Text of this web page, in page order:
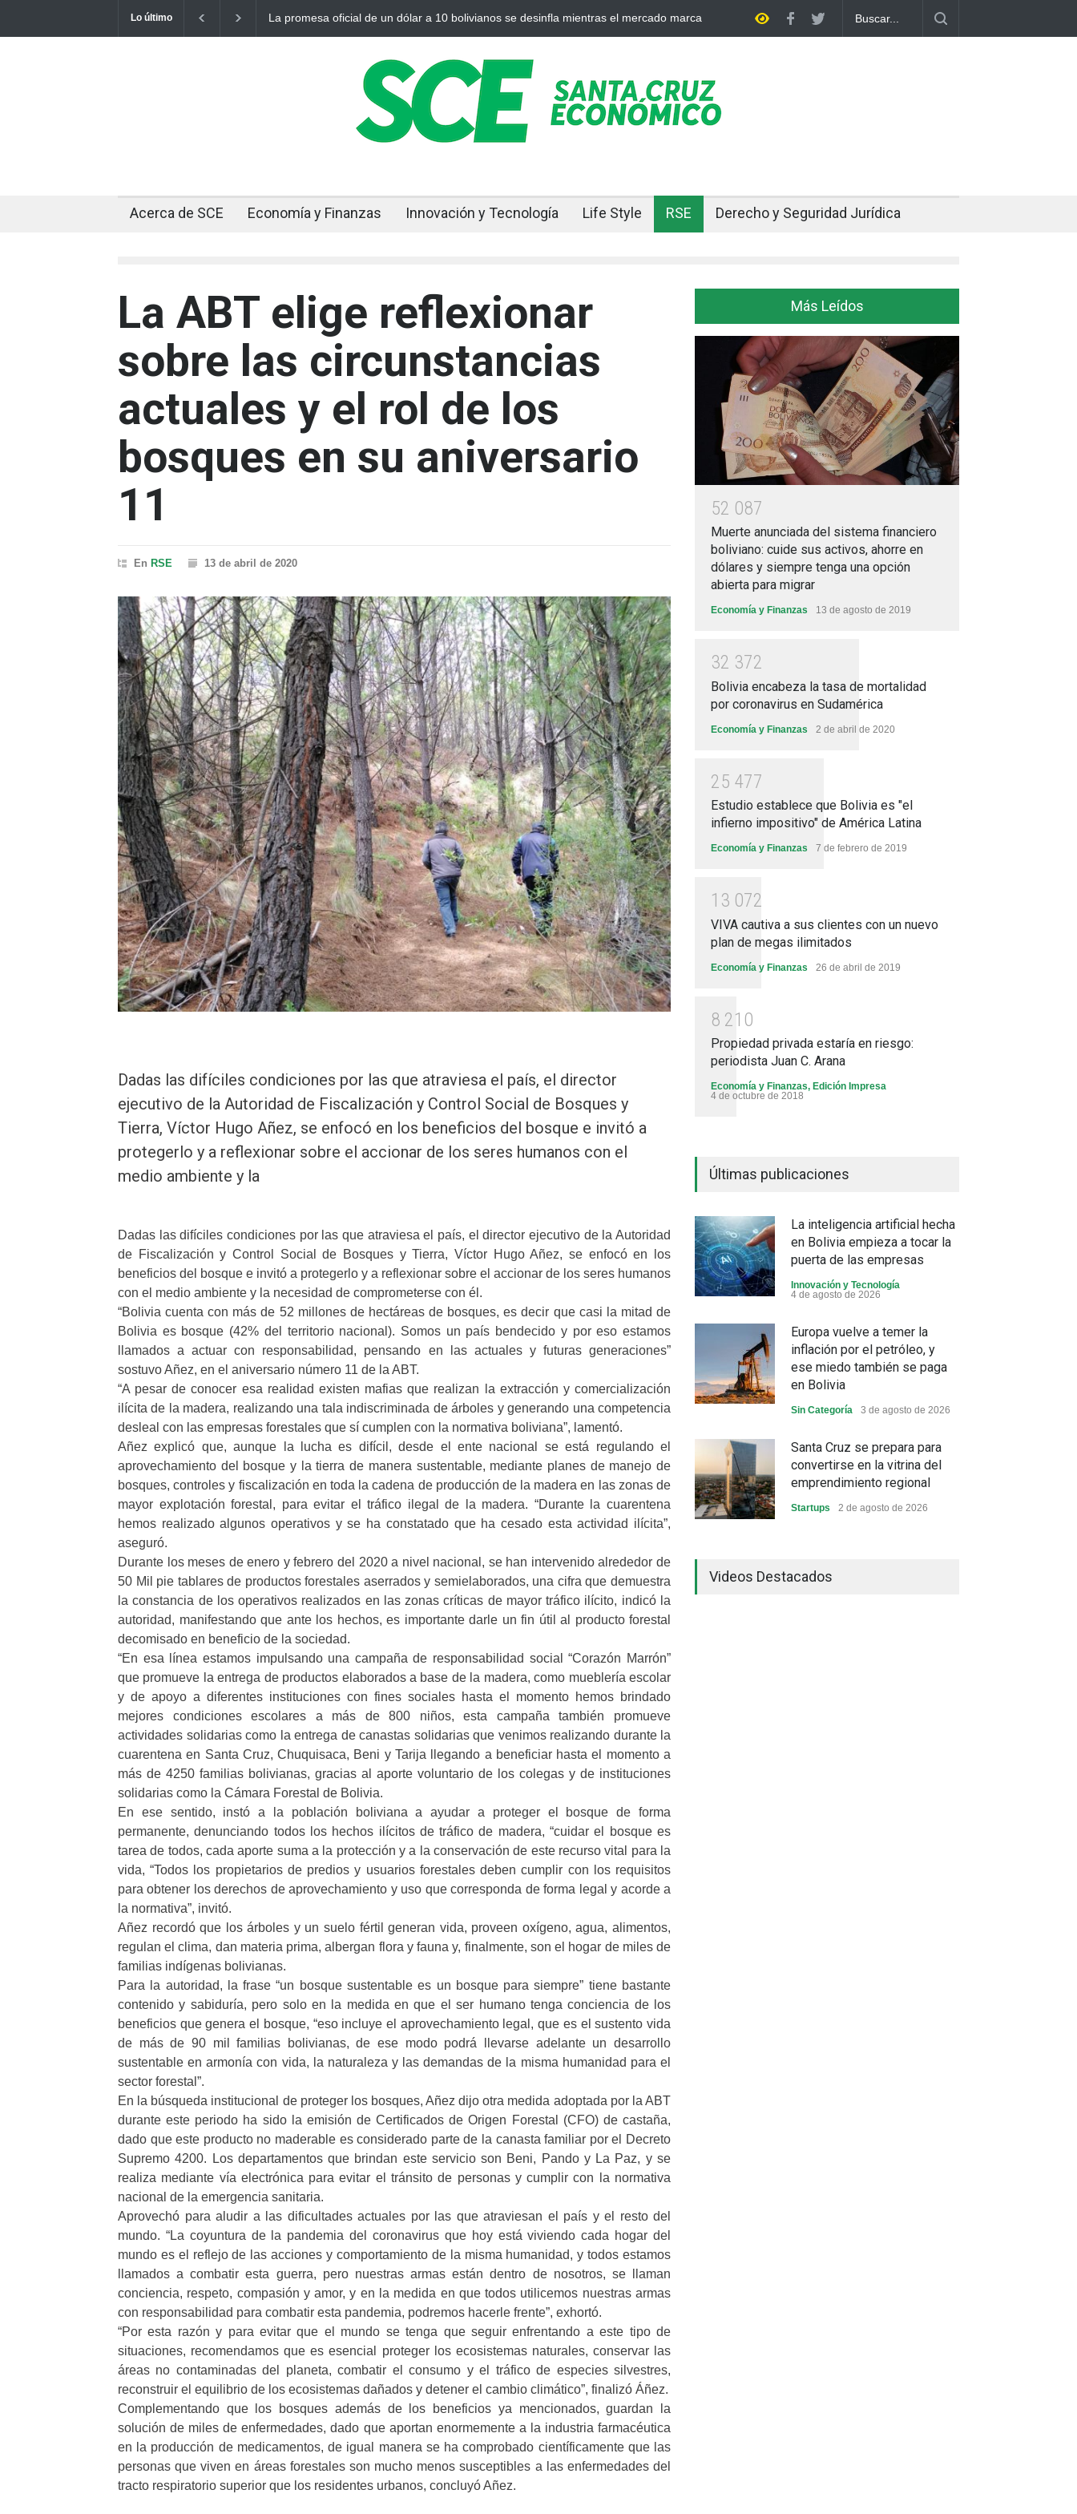
Lo último
a 10 bolivianos se desinfla mientras el mercado marca Cuando el oro y la plata se enfrían afuera, Bolivia siente el golpe en casa
Bolivia rompe dos décadas de distancia con el FMI y pone a prueba su
Acerca de SCE Economía y Finanzas Innovación y Tecnología Life Style RSE Derecho y Seguridad Jurídica
La ABT elige reflexionar
sobre las circunstancias
actuales y el rol de los
bosques en su aniversario
11
En RSE 13 de abril de 2020
Dadas las difíciles condiciones por las que atraviesa el país, el director
ejecutivo de la Autoridad de Fiscalización y Control Social de Bosques y
Tierra, Víctor Hugo Añez, se enfocó en los beneficios del bosque e invitó a
protegerlo y a reflexionar sobre el accionar de los seres humanos con el
medio ambiente y la
Dadas las difíciles condiciones por las que atraviesa el país, el director ejecutivo de la Autoridad
de Fiscalización y Control Social de Bosques y Tierra, Víctor Hugo Añez, se enfocó en los
beneficios del bosque e invitó a protegerlo y a reflexionar sobre el accionar de los seres humanos
con el medio ambiente y la necesidad de comprometerse con él.
“Bolivia cuenta con más de 52 millones de hectáreas de bosques, es decir que casi la mitad de
Bolivia es bosque (42% del territorio nacional). Somos un país bendecido y por eso estamos
llamados a actuar con responsabilidad, pensando en las actuales y futuras generaciones”
sostuvo Añez, en el aniversario número 11 de la ABT.
“A pesar de conocer esa realidad existen mafias que realizan la extracción y comercialización
ilícita de la madera, realizando una tala indiscriminada de árboles y generando una competencia
desleal con las empresas forestales que sí cumplen con la normativa boliviana”, lamentó.
Añez explicó que, aunque la lucha es difícil, desde el ente nacional se está regulando el
aprovechamiento del bosque y la tierra de manera sustentable, mediante planes de manejo de
bosques, controles y fiscalización en toda la cadena de producción de la madera en las zonas de
mayor explotación forestal, para evitar el tráfico ilegal de la madera. “Durante la cuarentena
hemos realizado algunos operativos y se ha constatado que ha cesado esta actividad ilícita”,
aseguró.
Durante los meses de enero y febrero del 2020 a nivel nacional, se han intervenido alrededor de
50 Mil pie tablares de productos forestales aserrados y semielaborados, una cifra que demuestra
la constancia de los operativos realizados en las zonas críticas de mayor tráfico ilícito, indicó la
autoridad, manifestando que ante los hechos, es importante darle un fin útil al producto forestal
decomisado en beneficio de la sociedad.
“En esa línea estamos impulsando una campaña de responsabilidad social “Corazón Marrón”
que promueve la entrega de productos elaborados a base de la madera, como mueblería escolar
y de apoyo a diferentes instituciones con fines sociales hasta el momento hemos brindado
mejores condiciones escolares a más de 800 niños, esta campaña también promueve
actividades solidarias como la entrega de canastas solidarias que venimos realizando durante la
cuarentena en Santa Cruz, Chuquisaca, Beni y Tarija llegando a beneficiar hasta el momento a
más de 4250 familias bolivianas, gracias al aporte voluntario de los colegas y de instituciones
solidarias como la Cámara Forestal de Bolivia.
En ese sentido, instó a la población boliviana a ayudar a proteger el bosque de forma
permanente, denunciando todos los hechos ilícitos de tráfico de madera, “cuidar el bosque es
tarea de todos, cada aporte suma a la protección y a la conservación de este recurso vital para la
vida, “Todos los propietarios de predios y usuarios forestales deben cumplir con los requisitos
para obtener los derechos de aprovechamiento y uso que corresponda de forma legal y acorde a
la normativa”, invitó.
Añez recordó que los árboles y un suelo fértil generan vida, proveen oxígeno, agua, alimentos,
regulan el clima, dan materia prima, albergan flora y fauna y, finalmente, son el hogar de miles de
familias indígenas bolivianas.
Para la autoridad, la frase “un bosque sustentable es un bosque para siempre” tiene bastante
contenido y sabiduría, pero solo en la medida en que el ser humano tenga conciencia de los
beneficios que genera el bosque, “eso incluye el aprovechamiento legal, que es el sustento vida
de más de 90 mil familias bolivianas, de ese modo podrá llevarse adelante un desarrollo
sustentable en armonía con vida, la naturaleza y las demandas de la misma humanidad para el
sector forestal”.
En la búsqueda institucional de proteger los bosques, Añez dijo otra medida adoptada por la ABT
durante este periodo ha sido la emisión de Certificados de Origen Forestal (CFO) de castaña,
dado que este producto no maderable es considerado parte de la canasta familiar por el Decreto
Supremo 4200. Los departamentos que brindan este servicio son Beni, Pando y La Paz, y se
realiza mediante vía electrónica para evitar el tránsito de personas y cumplir con la normativa
nacional de la emergencia sanitaria.
Aprovechó para aludir a las dificultades actuales por las que atraviesan el país y el resto del
mundo. “La coyuntura de la pandemia del coronavirus que hoy está viviendo cada hogar del
mundo es el reflejo de las acciones y comportamiento de la misma humanidad, y todos estamos
llamados a combatir esta guerra, pero nuestras armas están dentro de nosotros, se llaman
conciencia, respeto, compasión y amor, y en la medida en que todos utilicemos nuestras armas
con responsabilidad para combatir esta pandemia, podremos hacerle frente”, exhortó.
“Por esta razón y para evitar que el mundo se tenga que seguir enfrentando a este tipo de
situaciones, recomendamos que es esencial proteger los ecosistemas naturales, conservar las
áreas no contaminadas del planeta, combatir el consumo y el tráfico de especies silvestres,
reconstruir el equilibrio de los ecosistemas dañados y detener el cambio climático”, finalizó Áñez.
Complementando que los bosques además de los beneficios ya mencionados, guardan la
solución de miles de enfermedades, dado que aportan enormemente a la industria farmacéutica
en la producción de medicamentos, de igual manera se ha comprobado científicamente que las
personas que viven en áreas forestales son mucho menos susceptibles a las enfermedades del
tracto respiratorio superior que los residentes urbanos, concluyó Añez.
Más Leídos
52 087
Muerte anunciada del sistema financiero
boliviano: cuide sus activos, ahorre en
dólares y siempre tenga una opción
abierta para migrar
Economía y Finanzas 13 de agosto de 2019
32 372
Bolivia encabeza la tasa de mortalidad
por coronavirus en Sudamérica
Economía y Finanzas 2 de abril de 2020
25 477
Estudio establece que Bolivia es "el
infierno impositivo" de América Latina
Economía y Finanzas 7 de febrero de 2019
1 3 072
VIVA cautiva a sus clientes con un nuevo
plan de megas ilimitados
Economía y Finanzas 26 de abril de 2019
8 21 0
Propiedad privada estaría en riesgo:
periodista Juan C. Arana
Economía y Finanzas, Edición Impresa
4 de octubre de 2018
Últimas publicaciones
La inteligencia artificial hecha
en Bolivia empieza a tocar la
puerta de las empresas
Innovación y Tecnología
4 de agosto de 2026
Europa vuelve a temer la
inflación por el petróleo, y
ese miedo también se paga
en Bolivia
Sin Categoría 3 de agosto de 2026
Santa Cruz se prepara para
convertirse en la vitrina del
emprendimiento regional
Startups 2 de agosto de 2026
industrial y el golpe puede
Videos Destacados